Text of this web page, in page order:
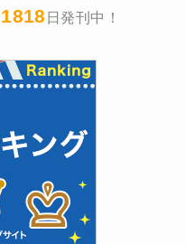
1818 日発刊中！